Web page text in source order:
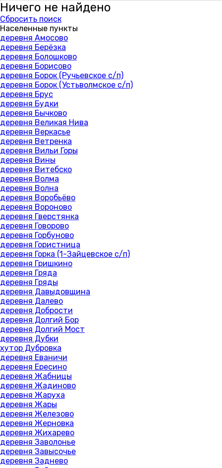
Ничего не найдено
Сбросить поиск
Населенные пункты
деревня Амосово
деревня Берёзка
деревня Болошково
деревня Борисово
деревня Борок (Ручьевское с/п)
деревня Борок (Устьволмское с/п)
деревня Брус
деревня Будки
деревня Бычково
деревня Великая Нива
деревня Веркасье
деревня Ветренка
деревня Вильи Горы
деревня Вины
деревня Витебско
деревня Волма
деревня Волна
деревня Воробьёво
деревня Вороново
деревня Гверстянка
деревня Говорово
деревня Горбуново
деревня Гористница
деревня Горка (1-Зайцевское с/п)
деревня Гришкино
деревня Гряда
деревня Гряды
деревня Давыдовщина
деревня Далево
деревня Добрости
деревня Долгий Бор
деревня Долгий Мост
деревня Дубки
хутор Дубровка
деревня Еваничи
деревня Ересино
деревня Жабницы
деревня Жадиново
деревня Жаруха
деревня Жары
деревня Железово
деревня Жерновка
деревня Жихарево
деревня Заволонье
деревня Завысочье
деревня Заднево